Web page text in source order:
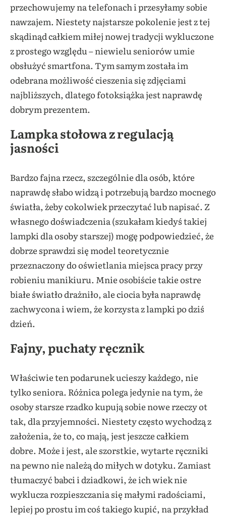
przechowujemy na telefonach i przesyłamy sobie
nawzajem. Niestety najstarsze pokolenie jest z tej
skądinąd całkiem miłej nowej tradycji wykluczone
z prostego względu – niewielu seniorów umie
obsłużyć smartfona. Tym samym została im
odebrana możliwość cieszenia się zdjęciami
najbliższych, dlatego fotoksiążka jest naprawdę
dobrym prezentem.
Lampka stołowa z regulacją
jasności
Bardzo fajna rzecz, szczególnie dla osób, które
naprawdę słabo widzą i potrzebują bardzo mocnego
światła, żeby cokolwiek przeczytać lub napisać. Z
własnego doświadczenia (szukałam kiedyś takiej
lampki dla osoby starszej) mogę podpowiedzieć, że
dobrze sprawdzi się model teoretycznie
przeznaczony do oświetlania miejsca pracy przy
robieniu manikiuru. Mnie osobiście takie ostre
białe światło drażniło, ale ciocia była naprawdę
zachwycona i wiem, że korzysta z lampki po dziś
dzień.
Fajny, puchaty ręcznik
Właściwie ten podarunek ucieszy każdego, nie
tylko seniora. Różnica polega jedynie na tym, że
osoby starsze rzadko kupują sobie nowe rzeczy ot
tak, dla przyjemności. Niestety często wychodzą z
założenia, że to, co mają, jest jeszcze całkiem
dobre. Może i jest, ale szorstkie, wytarte ręczniki
na pewno nie należą do miłych w dotyku. Zamiast
tłumaczyć babci i dziadkowi, że ich wiek nie
wyklucza rozpieszczania się małymi radościami,
lepiej po prostu im coś takiego kupić, na przykład